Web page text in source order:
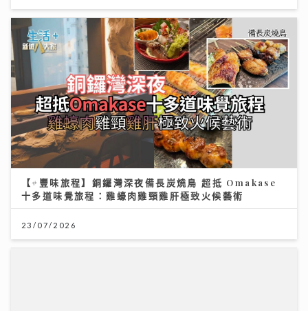
【#豐味旅程】銅鑼灣深夜備長炭燒鳥 超抵 Omakase
十多道味覺旅程：雞蠔肉雞頸雞肝極致火候藝術
23/07/2026